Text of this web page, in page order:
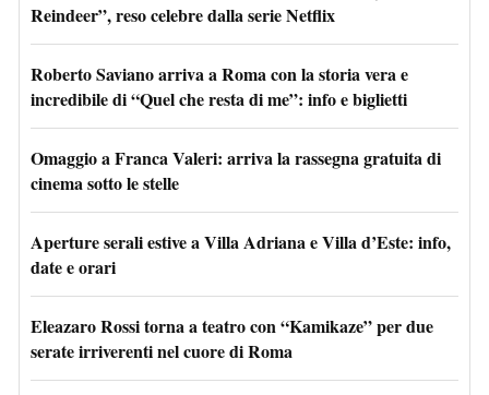
Reindeer”, reso celebre dalla serie Netflix
Roberto Saviano arriva a Roma con la storia vera e
incredibile di “Quel che resta di me”: info e biglietti
Omaggio a Franca Valeri: arriva la rassegna gratuita di
cinema sotto le stelle
Aperture serali estive a Villa Adriana e Villa d’Este: info,
date e orari
Eleazaro Rossi torna a teatro con “Kamikaze” per due
serate irriverenti nel cuore di Roma